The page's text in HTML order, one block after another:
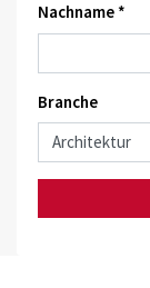
Nachname *
Branche